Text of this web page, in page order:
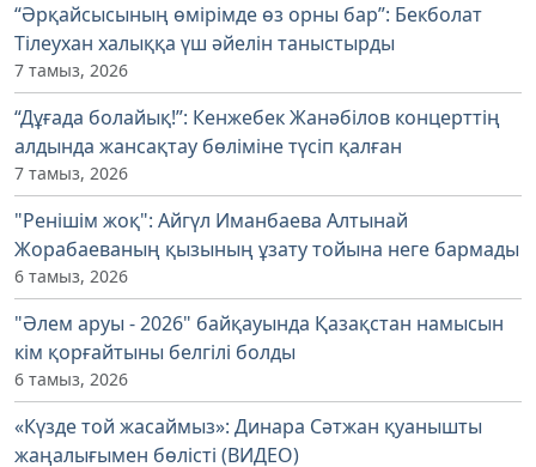
“Әрқайсысының өмірімде өз орны бар”: Бекболат
Тілеухан халыққа үш әйелін таныстырды
7 тамыз, 2026
“Дұғада болайық!”: Кенжебек Жанәбілов концерттің
алдында жансақтау бөліміне түсіп қалған
7 тамыз, 2026
"Ренішім жоқ": Айгүл Иманбаева Алтынай
Жорабаеваның қызының ұзату тойына неге бармады
6 тамыз, 2026
"Әлем аруы - 2026" байқауында Қазақстан намысын
кім қорғайтыны белгілі болды
6 тамыз, 2026
«Күзде той жасаймыз»: Динара Сәтжан қуанышты
жаңалығымен бөлісті (ВИДЕО)